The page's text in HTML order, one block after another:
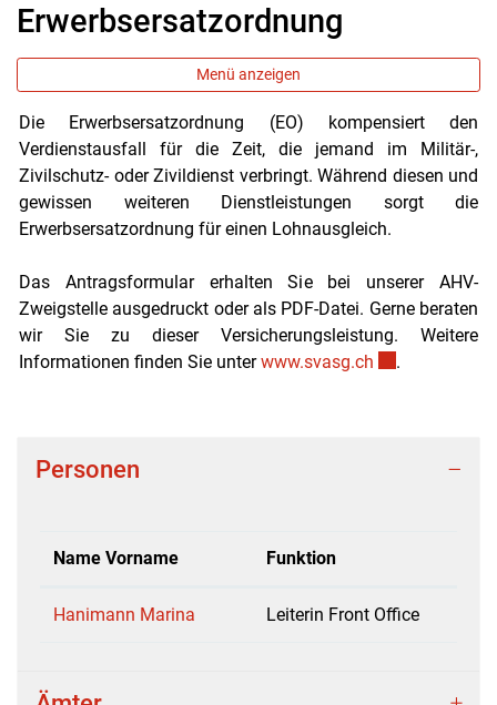
Erwerbsersatzordnung
Menü anzeigen
Die Erwerbsersatzordnung (EO) kompensiert den
Verdienstausfall für die Zeit, die jemand im Militär-,
Zivilschutz- oder Zivildienst verbringt. Während diesen und
gewissen weiteren Dienstleistungen sorgt die
Erwerbsersatzordnung für einen Lohnausgleich.
Das Antragsformular erhalten Sie bei unserer AHV-
Zweigstelle ausgedruckt oder als PDF-Datei. Gerne beraten
wir Sie zu dieser Versicherungsleistung. Weitere
Informationen finden Sie unterwww.svasg.ch .
Zugehörige Objekte
Personen
Name Vorname Funktion
Hanimann Marina Leiterin Front Office